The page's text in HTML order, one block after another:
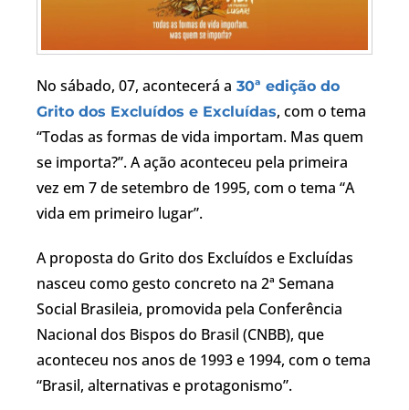
No sábado, 07, acontecerá a 30ª edição do
Grito dos Excluídos e Excluídas, com o tema
“Todas as formas de vida importam. Mas quem
se importa?”. A ação aconteceu pela primeira
vez em 7 de setembro de 1995, com o tema “A
vida em primeiro lugar”.
A proposta do Grito dos Excluídos e Excluídas
nasceu como gesto concreto na 2ª Semana
Social Brasileia, promovida pela Conferência
Nacional dos Bispos do Brasil (CNBB), que
aconteceu nos anos de 1993 e 1994, com o tema
“Brasil, alternativas e protagonismo”.